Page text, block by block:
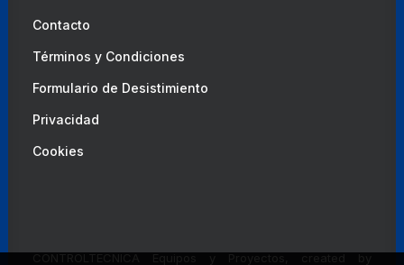
Contacto
Términos y Condiciones
Formulario de Desistimiento
Privacidad
Cookies